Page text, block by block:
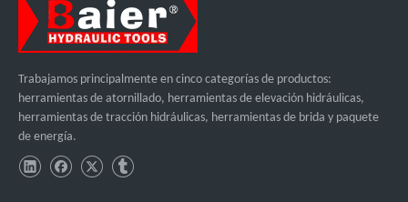
Trabajamos principalmente en cinco categorías de productos:
herramientas de atornillado, herramientas de elevación hidráulicas,
herramientas de tracción hidráulicas, herramientas de brida y paquete
de energía.